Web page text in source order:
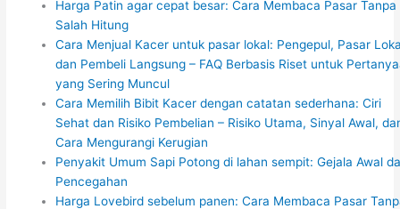
Harga Patin agar cepat besar: Cara Membaca Pasar Tanpa
Salah Hitung
Cara Menjual Kacer untuk pasar lokal: Pengepul, Pasar
dan Pembeli Langsung – FAQ Berbasis Riset untuk
yang Sering Muncul
Cara Memilih Bibit Kacer dengan catatan sederhana: Ciri
Sehat dan Risiko Pembelian – Risiko Utama, Sinyal Awal,
Cara Mengurangi Kerugian
Penyakit Umum Sapi Potong di lahan sempit: Gejala Awal
Pencegahan
Harga Lovebird sebelum panen: Cara Membaca Pasar